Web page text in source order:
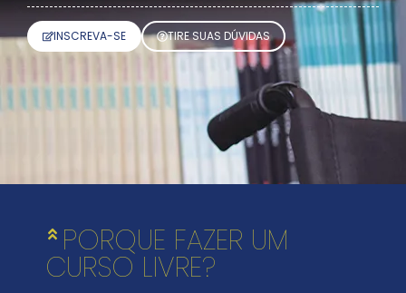
INSCREVA-SE TIRE SUAS DÚVIDAS
PORQUE FAZER UM
CURSO LIVRE?